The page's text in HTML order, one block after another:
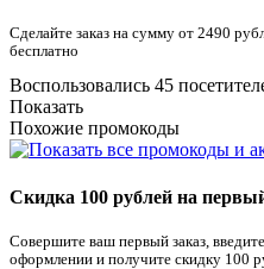
Сделайте заказ на сумму от 2490
бесплатно
Воспользовались 45
Показать
Похожие промокоды
Скидка 100 рублей на
Совершите ваш первый заказ,
оформлении и получите скидку 100